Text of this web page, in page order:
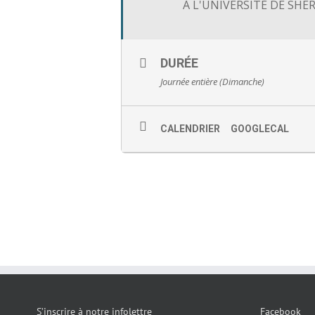
À L'UNIVERSITÉ DE
DURÉE
Journée entière (Dimanche)
CALENDRIER GOOGLECAL
S’inscrire à notre infolettre Facebook